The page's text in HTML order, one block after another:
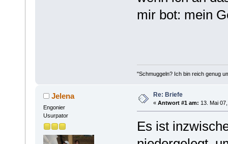
mir bot: mein
"Schmuggeln? Ich bin reich genug
Jelena
Engonier
Usurpator
Re: Briefe
« Antwort #1 am: 13. Mai
Es ist